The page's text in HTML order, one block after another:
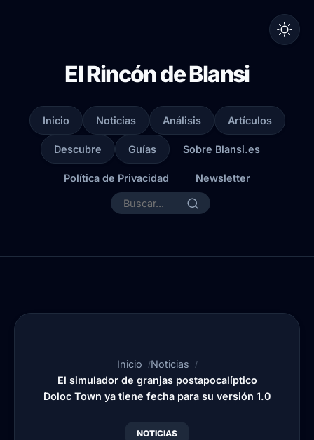
El Rincón de Blansi
Inicio Noticias Análisis Artículos
Descubre Guías Sobre Blansi.es
Política de Privacidad Newsletter
Inicio
Noticias
El simulador de granjas postapocalíptico
Doloc Town ya tiene fecha para su versión 1.0
NOTICIAS